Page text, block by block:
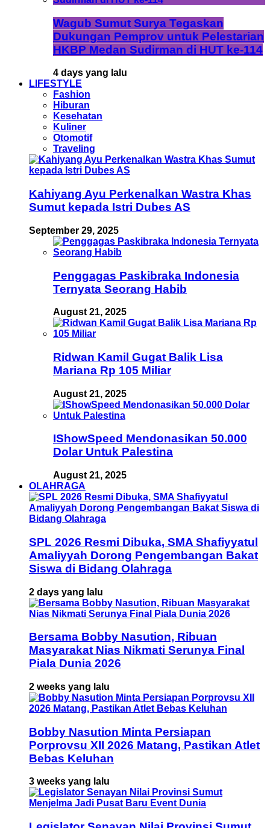
Wagub Sumut Surya Tegaskan
Dukungan Pemprov untuk Pelestarian
HKBP Medan Sudirman di HUT ke-114
4 days yang lalu
LIFESTYLE
Fashion
Hiburan
Kesehatan
Kuliner
Otomotif
Traveling
Kahiyang Ayu Perkenalkan Wastra Khas
Sumut kepada Istri Dubes AS
September 29, 2025
Penggagas Paskibraka Indonesia
Ternyata Seorang Habib
August 21, 2025
Ridwan Kamil Gugat Balik Lisa
Mariana Rp 105 Miliar
August 21, 2025
IShowSpeed Mendonasikan 50.000
Dolar Untuk Palestina
August 21, 2025
OLAHRAGA
SPL 2026 Resmi Dibuka, SMA Shafiyyatul
Amaliyyah Dorong Pengembangan Bakat
Siswa di Bidang Olahraga
2 days yang lalu
Bersama Bobby Nasution, Ribuan
Masyarakat Nias Nikmati Serunya Final
Piala Dunia 2026
2 weeks yang lalu
Bobby Nasution Minta Persiapan
Porprovsu XII 2026 Matang, Pastikan Atlet
Bebas Keluhan
3 weeks yang lalu